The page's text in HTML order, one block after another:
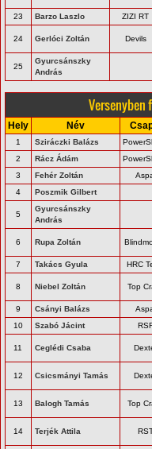
23
Barzo Laszlo ZIZI RT
24 Gerlóci Zoltán Devils
25
Gyurcsánszky
András
Versenyben
Hely Név
1 Sziráczki Balázs
2
Rácz Ádám
3
Fehér Zoltán
4
Poszmik Gilbert
5
Gyurcsánszky
András
6 Rupa Zoltán
7 Takács Gyula HRC
8 Niebel Zoltán Top
9 Csányi Balázs
10
Szabó Jácint
11 Ceglédi Csaba
12 Csicsmányi Tamás
13 Balogh Tamás Top
14 Terjék Attila